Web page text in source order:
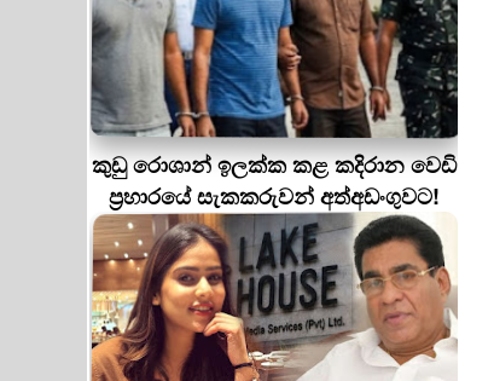
කුඩු රොශාන් ඉලක්ක කළ කදිරාන වෙඩි
ප්‍රහාරයේ සැකකරුවන් අත්අඩංගුවට!